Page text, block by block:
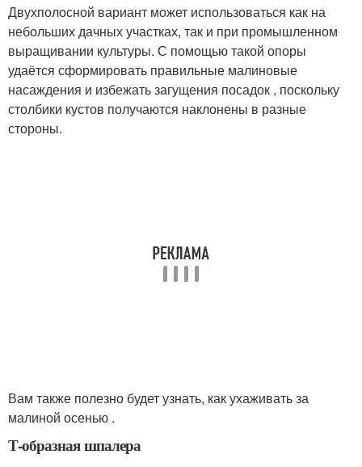
Двухполосной вариант может использоваться как на
небольших дачных участках, так и при промышленном
выращивании культуры. С помощью такой опоры
удаётся сформировать правильные малиновые
насаждения и избежать загущения посадок , поскольку
столбики кустов получаются наклонены в разные
стороны.
Вам также полезно будет узнать, как ухаживать за
малиной осенью .
Т-образная шпалера